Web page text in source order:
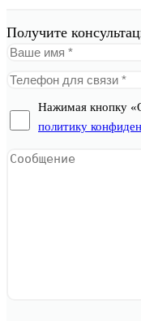
Получите
Нажимая кнопку
политику